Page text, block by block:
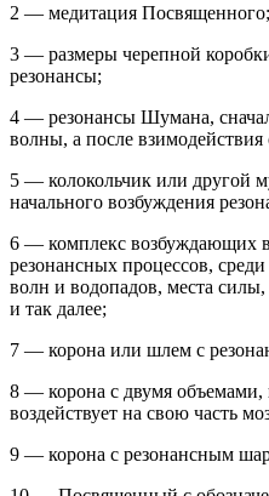
2 — медитация Посвященного;
3 — размеры черепной
резонансы;
4 — резонансы Шумана,
волны, а после
5 — колокольчик или другой
начального возбуждения
6 — комплекс возбуждающих
резонансных процессов,
волн и водопадов, места
и так далее;
7 — корона или шлем с
8 — корона с двумя
воздействует на свою часть
9 — корона с резонансным